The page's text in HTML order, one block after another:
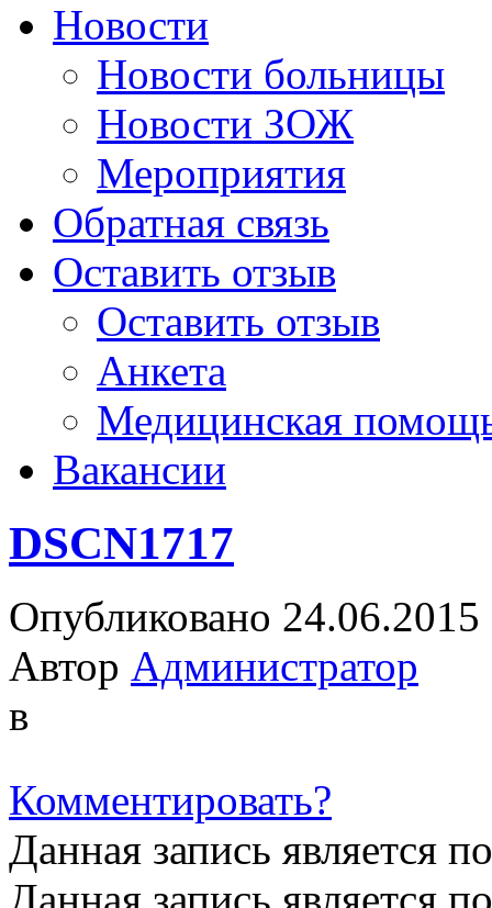
Новости
Новости больницы
Новости ЗОЖ
Мероприятия
Обратная связь
Оставить отзыв
Оставить отзыв
Анкета
Медицинская
Вакансии
DSCN1717
Опубликовано 24.06.2015
Автор Администратор
в
Комментировать?
Данная запись является
Данная запись является